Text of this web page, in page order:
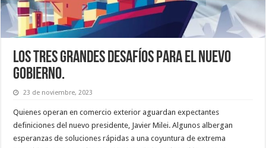
Los tres grandes desafíos para el nuevo
Gobierno.
23 de noviembre, 2023
Quienes operan en comercio exterior aguardan expectantes
definiciones del nuevo presidente, Javier Milei. Algunos albergan
esperanzas de soluciones rápidas a una coyuntura de extrema